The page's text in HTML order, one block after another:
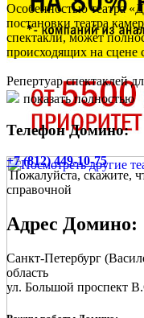
Особенностью театра
постановки театра
спектакли, может
происходящих на сцене
Репертуар спектаклей
театра "Львёнок".
показать полностью
Телефон Домино:
+7 (812) 449-10-75
Пожалуйста, скажите,
справочной
Адрес Домино:
Санкт-Петербург
область
ул. Большой проспект